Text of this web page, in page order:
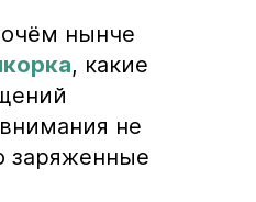
нынче
, какие
не
заряженные